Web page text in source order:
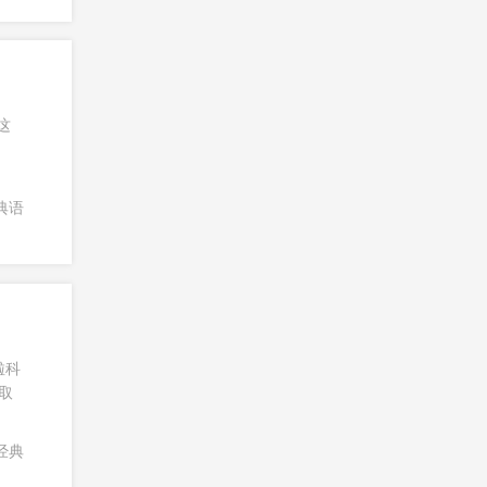
语
科
典